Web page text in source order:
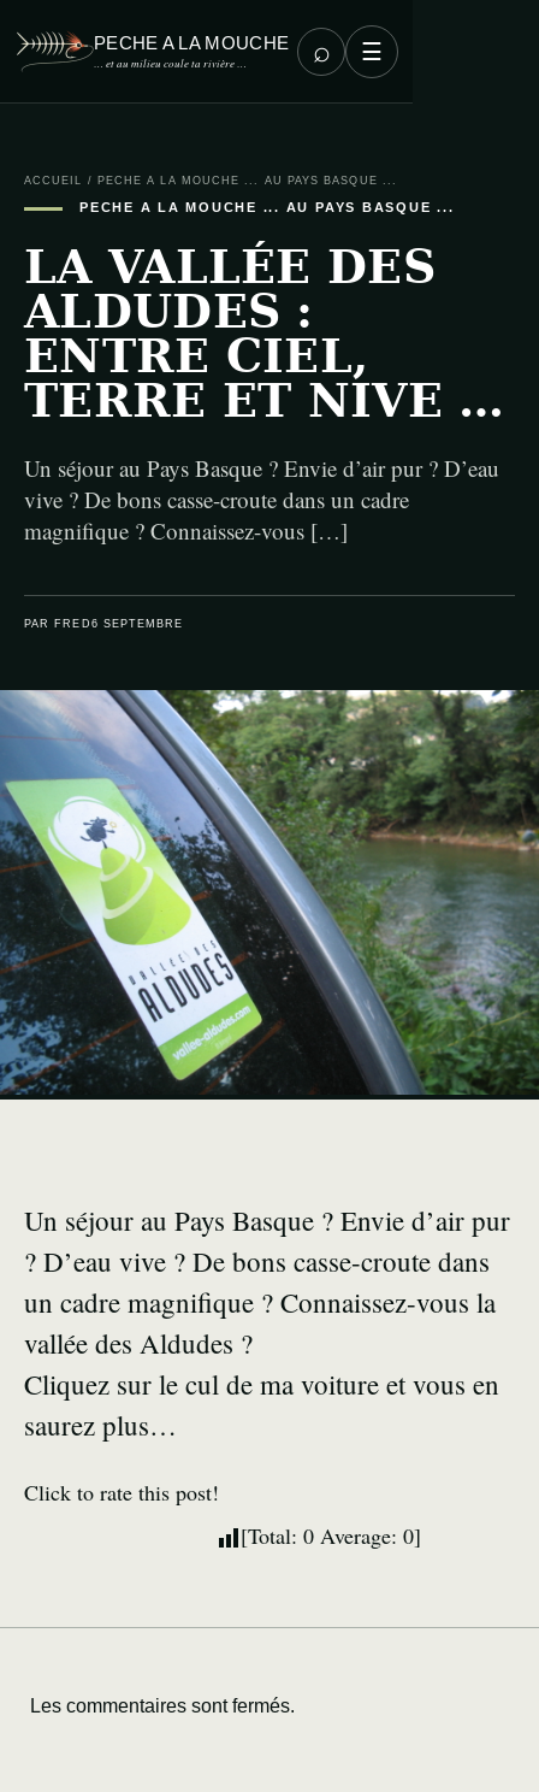
PECHE A LA MOUCHE
… et au milieu coule ta rivière … ⌕ ☰
ACCUEIL / PECHE A LA MOUCHE ... AU PAYS BASQUE ...
PECHE A LA MOUCHE ... AU PAYS BASQUE ...
LA VALLÉE DES
ALDUDES :
ENTRE CIEL,
TERRE ET NIVE …
Un séjour au Pays Basque ? Envie d’air pur ? D’eau
vive ? De bons casse-croute dans un cadre
magnifique ? Connaissez-vous […]
PAR FRED 6 SEPTEMBRE
Un séjour au Pays Basque ? Envie d’air pur
? D’eau vive ? De bons casse-croute dans
un cadre magnifique ? Connaissez-vous la
vallée des Aldudes ?
Cliquez sur le cul de ma voiture et vous en
saurez plus…
Click to rate this post!
[Total: 0 Average: 0]
Les commentaires sont fermés.